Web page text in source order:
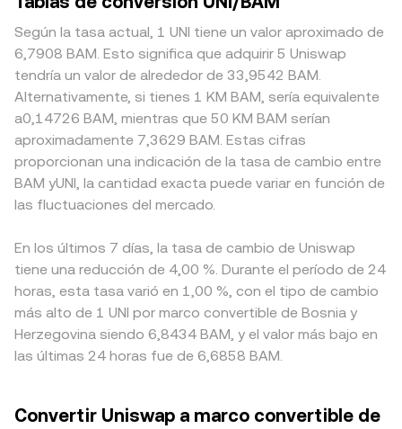
Según la tasa actual, 1 UNI tiene un valor aproximado de
6,7908 BAM. Esto significa que adquirir 5 Uniswap
tendría un valor de alrededor de 33,9542 BAM.
Alternativamente, si tienes 1 KM BAM, sería equivalente
a0,14726 BAM, mientras que 50 KM BAM serían
aproximadamente 7,3629 BAM. Estas cifras
proporcionan una indicación de la tasa de cambio entre
BAM yUNI, la cantidad exacta puede variar en función de
las fluctuaciones del mercado.
En los últimos 7 días, la tasa de cambio de Uniswap
tiene una reducción de 4,00 %. Durante el período de 24
horas, esta tasa varió en 1,00 %, con el tipo de cambio
más alto de 1 UNI por marco convertible de Bosnia y
Herzegovina siendo 6,8434 BAM, y el valor más bajo en
las últimas 24 horas fue de 6,6858 BAM.
Convertir Uniswap a marco convertible de